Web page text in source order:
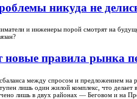
никуда не
и инженеры порой смотрят на
новые правила рынка
между спросом и предложением
лишь один жилой комплекс, что
лишь в двух районах — Беговом и на